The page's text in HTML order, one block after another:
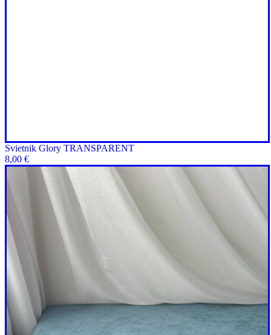
Svietnik Glory TRANSPARENT
8,00 €